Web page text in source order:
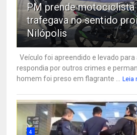
PM prende motociclista
trafegava no sentido
Nilópolis
Veículo foi apreendido e levado para
respondia por outros crimes e
homem foi preso em flagrante ...
Leia
4